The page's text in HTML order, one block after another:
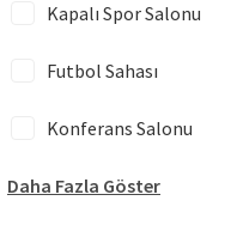
Kapalı Spor Salonu
Futbol Sahası
Konferans Salonu
Daha Fazla Göster